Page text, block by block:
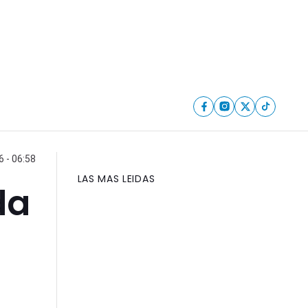
- 06:58
LAS MAS LEIDAS